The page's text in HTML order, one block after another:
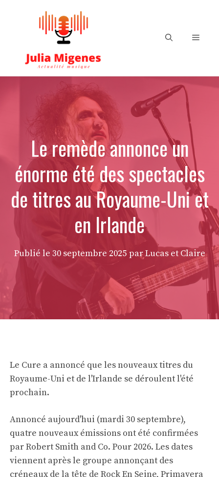
Menu
Le remède annonce un
énorme été des spectacles
de titres au Royaume-Uni et
en Irlande
Publié le 30 septembre 2025 par Lucas et Claire
Le Cure a annoncé que les nouveaux titres du
Royaume-Uni et de l'Irlande se déroulent l'été
prochain.
Annoncé aujourd'hui (mardi 30 septembre),
quatre nouveaux émissions ont été confirmées
par Robert Smith and Co. Pour 2026. Les dates
viennent après le groupe annonçant des
créneaux de la tête de Rock En Seine, Primavera